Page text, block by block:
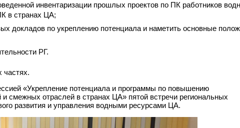
инвентаризации прошлых проектов по ПК работников
в странах ЦА;
докладов по укреплению потенциала и наметить основные
РГ.
частях.
«Укрепление потенциала и программы по повышению
смежных отраслей в странах ЦА» пятой встречи региональных
развития и управления водными ресурсами ЦА.